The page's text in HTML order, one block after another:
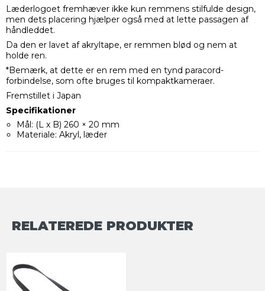
Læderlogoet fremhæver ikke kun remmens stilfulde design,
men dets placering hjælper også med at lette passagen af
håndleddet.
Da den er lavet af akryltape, er remmen blød og nem at
holde ren.
*Bemærk, at dette er en rem med en tynd paracord-
forbindelse, som ofte bruges til kompaktkameraer.
Fremstillet i Japan
Specifikationer
Mål: (L x B) 260 × 20 mm
Materiale: Akryl, læder
RELATEREDE PRODUKTER